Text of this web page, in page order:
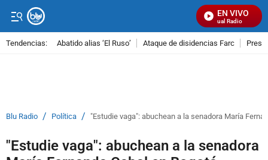
EN VIVO
Señal Visual Radio
Tendencias: Abatido alias ‘El Ruso’ Ataque de disidencias Farc
Blu Radio / Política / "Estudie vaga": abuchean a la senadora María
"Estudie vaga": abuchean a la senadora